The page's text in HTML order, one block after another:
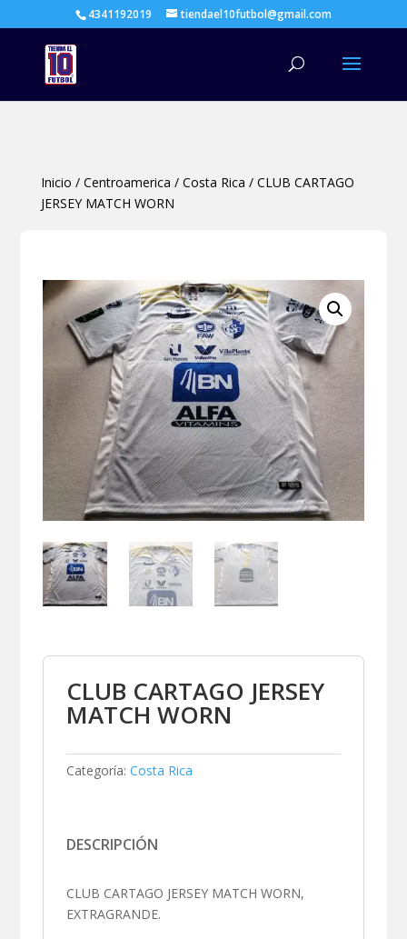
4341192019 tiendael10futbol@gmail.com
Inicio / Centroamerica / Costa Rica / CLUB CARTAGO
JERSEY MATCH WORN
CLUB CARTAGO JERSEY
MATCH WORN
Categoría: Costa Rica
DESCRIPCIÓN
CLUB CARTAGO JERSEY MATCH WORN,
EXTRAGRANDE.